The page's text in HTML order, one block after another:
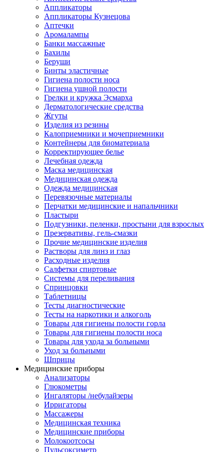
Аппликаторы
Аппликаторы Кузнецова
Аптечки
Аромалампы
Банки массажные
Бахилы
Беруши
Бинты эластичные
Гигиена полости носа
Гигиена ушной полости
Грелки и кружка Эсмарха
Дерматологические средства
Жгуты
Изделия из резины
Калоприемники и мочеприемники
Контейнеры для биоматериала
Корректирующее белье
Лечебная одежда
Маска медицинская
Медицинская одежда
Одежда медицинская
Перевязочные материалы
Перчатки медицинские и напальчники
Пластыри
Подгузники, пеленки, простыни для взрослых
Презервативы, гель-смазки
Прочие медицинские изделия
Растворы для линз и глаз
Расходные изделия
Салфетки спиртовые
Системы для переливания
Спринцовки
Таблетницы
Тесты диагностические
Тесты на наркотики и алкоголь
Товары для гигиены полости горла
Товары для гигиены полости носа
Товары для ухода за больными
Уход за больными
Шприцы
Медицинские приборы
Анализаторы
Глюкометры
Ингаляторы /небулайзеры
Ирригаторы
Массажеры
Медицинская техника
Медицинские приборы
Молокоотсосы
Пульсоксиметр